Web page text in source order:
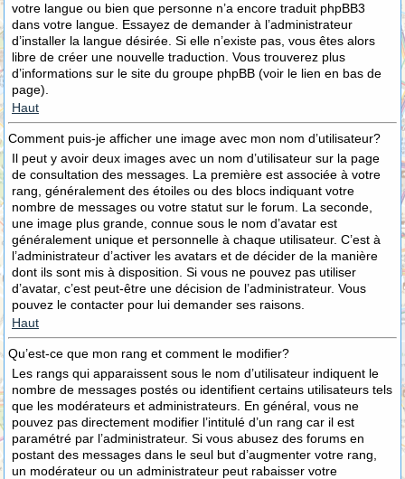
votre langue ou bien que personne n’a encore traduit phpBB3
dans votre langue. Essayez de demander à l’administrateur
d’installer la langue désirée. Si elle n’existe pas, vous êtes alors
libre de créer une nouvelle traduction. Vous trouverez plus
d’informations sur le site du groupe phpBB (voir le lien en bas de
page).
Haut
Comment puis-je afficher une image avec mon nom d’utilisateur?
Il peut y avoir deux images avec un nom d’utilisateur sur la page
de consultation des messages. La première est associée à votre
rang, généralement des étoiles ou des blocs indiquant votre
nombre de messages ou votre statut sur le forum. La seconde,
une image plus grande, connue sous le nom d’avatar est
généralement unique et personnelle à chaque utilisateur. C’est à
l’administrateur d’activer les avatars et de décider de la manière
dont ils sont mis à disposition. Si vous ne pouvez pas utiliser
d’avatar, c’est peut-être une décision de l’administrateur. Vous
pouvez le contacter pour lui demander ses raisons.
Haut
Qu’est-ce que mon rang et comment le modifier?
Les rangs qui apparaissent sous le nom d’utilisateur indiquent le
nombre de messages postés ou identifient certains utilisateurs tels
que les modérateurs et administrateurs. En général, vous ne
pouvez pas directement modifier l’intitulé d’un rang car il est
paramétré par l’administrateur. Si vous abusez des forums en
postant des messages dans le seul but d’augmenter votre rang,
un modérateur ou un administrateur peut rabaisser votre